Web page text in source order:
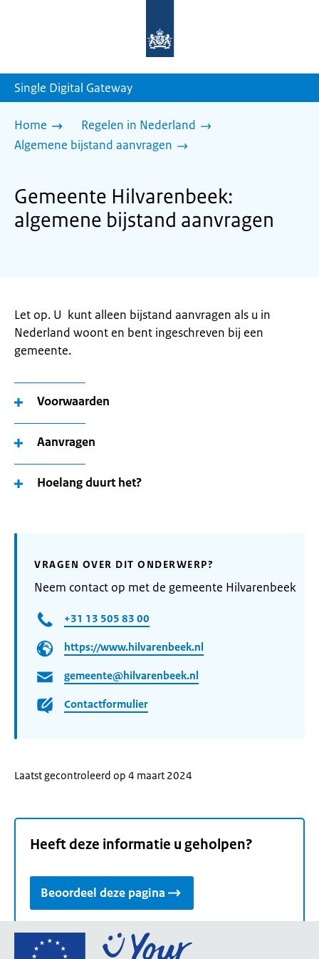
homepage
Single Digital Gateway
Home
Regelen in Nederland
Algemene bijstand aanvragen
Gemeente Hilvarenbeek:
algemene bijstand aanvragen
Let op. U kunt alleen bijstand aanvragen als u in
Nederland woont en bent ingeschreven bij een
gemeente.
Voorwaarden
Aanvragen
Hoelang duurt het?
VRAGEN OVER DIT ONDERWERP?
Neem contact op met de gemeente Hilvarenbeek
+31 13 505 83 00
https://www.hilvarenbeek.nl
gemeente@hilvarenbeek.nl
Contactformulier
Laatst gecontroleerd op 4 maart 2024
Heeft deze informatie u geholpen?
Beoordeel deze pagina
Ga